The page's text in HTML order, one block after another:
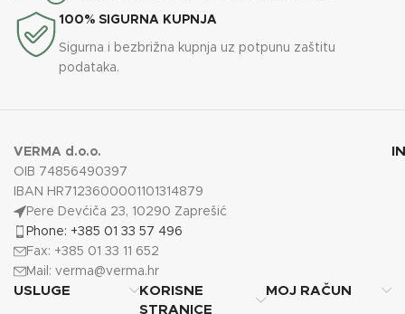
100% SIGURNA KUPNJA
Sigurna i bezbrižna kupnja uz potpunu zaštitu
podataka.
VERMA d.o.o.
OIB 74856490397
IBAN HR7123600001101314879
Pere Devćiča 23, 10290 Zaprešić
Phone: +385 01 33 57 496
Fax: +385 01 33 11 652
Mail: verma@verma.hr
USLUGE
KORISNE
STRANICE
MOJ RAČUN